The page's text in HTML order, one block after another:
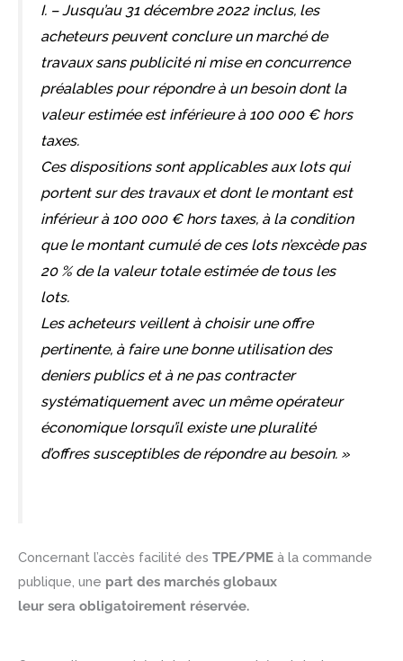
I. – Jusqu’au 31 décembre 2022 inclus, les
acheteurs peuvent conclure un marché de
travaux sans publicité ni mise en concurrence
préalables pour répondre à un besoin dont la
valeur estimée est inférieure à 100 000 € hors
taxes.
Ces dispositions sont applicables aux lots qui
portent sur des travaux et dont le montant est
inférieur à 100 000 € hors taxes, à la condition
que le montant cumulé de ces lots n’excède pas
20 % de la valeur totale estimée de tous les
lots.
Les acheteurs veillent à choisir une offre
pertinente, à faire une bonne utilisation des
deniers publics et à ne pas contracter
systématiquement avec un même opérateur
économique lorsqu’il existe une pluralité
d’offres susceptibles de répondre au besoin. »
Concernant l’accès facilité des TPE/PME à la commande
publique, une part des marchés globaux
leur sera obligatoirement réservée.